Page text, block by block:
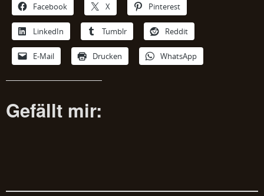
Facebook X Pinterest
LinkedIn Tumblr Reddit
E-Mail Drucken WhatsApp
Gefällt mir: